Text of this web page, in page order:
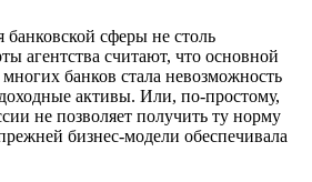
сферы не столь
агентства считают, что основной
банков стала невозможность
активы. Или, по-простому,
не позволяет получить ту норму
бизнес-модели обеспечивала